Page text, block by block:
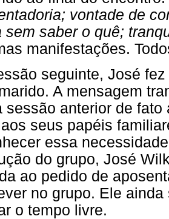
vontade de
sem saber o quê;
manifestações.
seguinte, José
A mensagem
sessão anterior de
seus papéis
essa
do grupo, José
ao pedido de
no grupo. Ele
o tempo livre.